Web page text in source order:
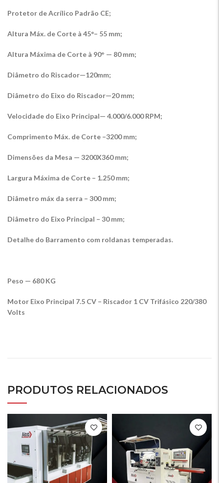
Protetor de Acrílico Padrão CE;
Altura Máx. de Corte à 45°– 55 mm;
Altura Máxima de Corte à 90° — 80 mm;
Diâmetro do Riscador—120mm;
Diâmetro do Eixo do Riscador—20 mm;
Velocidade do Eixo Principal— 4.000/6.000 RPM;
Comprimento Máx. de Corte –3200 mm;
Dimensões da Mesa — 3200X360 mm;
Largura Máxima de Corte – 1.250 mm;
Diâmetro máx da serra – 300 mm;
Diâmetro do Eixo Principal – 30 mm;
Detalhe do Barramento com roldanas temperadas.
Peso — 680 KG
Motor Eixo Principal 7.5 CV – Riscador 1 CV Trifásico 220/380
Volts
PRODUTOS RELACIONADOS